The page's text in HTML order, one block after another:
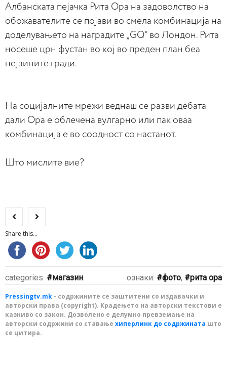
Албанската пејачка Рита Ора на задоволство на
обожавателите се појави во смела комбинација на
доделувањето на наградите „GQ“ во Лондон. Рита
носеше црн фустан во кој во преден план беа
нејзините гради.
На социјалните мрежи веднаш се разви дебата
дали Ора е облечена вулгарно или пак оваа
комбинација е во соодност со настанот.
Што мислите вие?
Share this...
categories: магазин ознаки: фото, рита ора
Pressingtv.mk - содржините се заштитени со издавачки и
авторски права (copyright). Крадењето на авторски текстови е
казниво со закон. Дозволено е делумно превземање на
авторски содржини со ставање хиперлинк до содржината што
се цитира.